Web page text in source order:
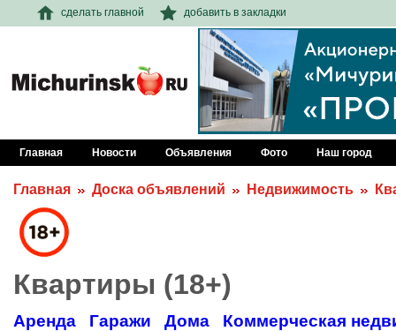
сделать главной добавить в закладки
Главная Новости Объявления Фото Наш город
Главная Доска объявлений Недвижимость
Квартиры (18+)
Аренда Гаражи Дома
Коммерческая